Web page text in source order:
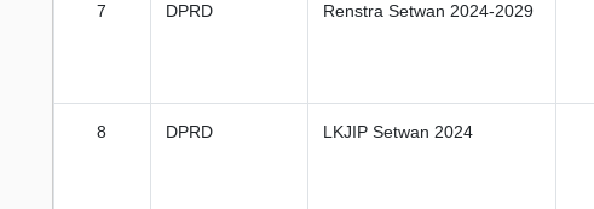
7 DPRD Renstra Setwan 2024-2029
8 DPRD LKJIP Setwan 2024